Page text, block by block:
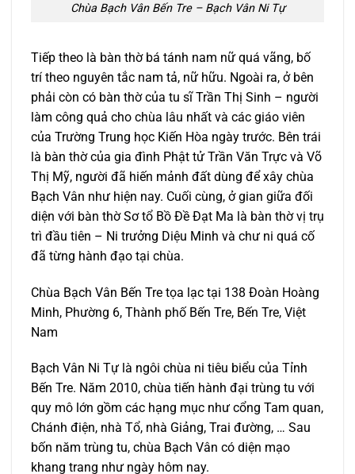
Chùa Bạch Vân Bến Tre – Bạch Vân Ni Tự
Tiếp theo là bàn thờ bá tánh nam nữ quá vãng, bố
trí theo nguyên tắc nam tả, nữ hữu. Ngoài ra, ở bên
phải còn có bàn thờ của tu sĩ Trần Thị Sinh – người
làm công quả cho chùa lâu nhất và các giáo viên
của Trường Trung học Kiến Hòa ngày trước. Bên trái
là bàn thờ của gia đình Phật tử Trần Văn Trực và Võ
Thị Mỹ, người đã hiến mảnh đất dùng để xây chùa
Bạch Vân như hiện nay. Cuối cùng, ở gian giữa đối
diện với bàn thờ Sơ tổ Bồ Đề Đạt Ma là bàn thờ vị trụ
trì đầu tiên – Ni trưởng Diệu Minh và chư ni quá cố
đã từng hành đạo tại chùa.
Chùa Bạch Vân Bến Tre tọa lạc tại 138 Đoàn Hoàng
Minh, Phường 6, Thành phố Bến Tre, Bến Tre, Việt
Nam
Bạch Vân Ni Tự là ngôi chùa ni tiêu biểu của Tỉnh
Bến Tre. Năm 2010, chùa tiến hành đại trùng tu với
quy mô lớn gồm các hạng mục như cổng Tam quan,
Chánh điện, nhà Tổ, nhà Giảng, Trai đường, … Sau
bốn năm trùng tu, chùa Bạch Vân có diện mạo
khang trang như ngày hôm nay.